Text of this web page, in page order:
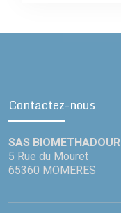
Contactez-nous
SAS BIOMETHADOUR
5 Rue du Mouret
65360 MOMERES